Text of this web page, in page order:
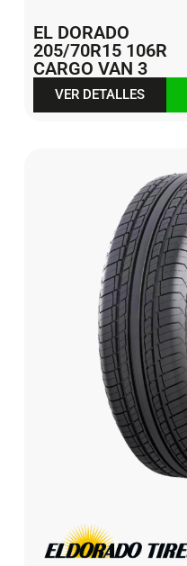
EL DORADO
205/70R15 106R
CARGO VAN 3
VER DETALLES